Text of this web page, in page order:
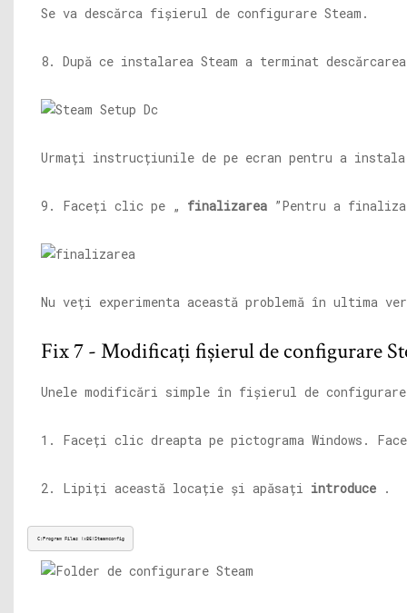
Se va descărca fișierul de configurare Steam.
8. După ce instalarea Steam a terminat
Urmați instrucțiunile de pe ecran pentru a
9. Faceți clic pe „ finalizarea ”Pentru a
Nu veți experimenta această problemă în ultima
Fix 7 - Modificați fișierul de configurare
Unele modificări simple în fișierul de
1. Faceți clic dreapta pe pictograma Windows.
2. Lipiți această locație și apăsați introduce .
C:Program Files (x86)Steamconfig